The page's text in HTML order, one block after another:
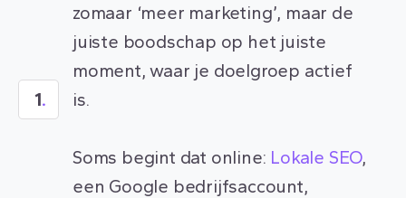
1.
zomaar ‘meer marketing’, maar de
juiste boodschap op het juiste
moment, waar je doelgroep actief
is.
Soms begint dat online: Lokale SEO,
een Google bedrijfsaccount,